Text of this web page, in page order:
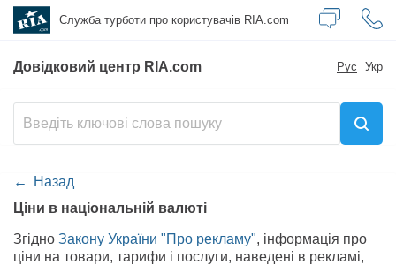
Служба турботи про користувачів RIA.com
Довідковий центр RIA.com Рус Укр
Назад
Ціни в національній валюті
Згідно Закону України "Про рекламу", інформація про
ціни на товари, тарифи і послуги, наведені в рекламі,